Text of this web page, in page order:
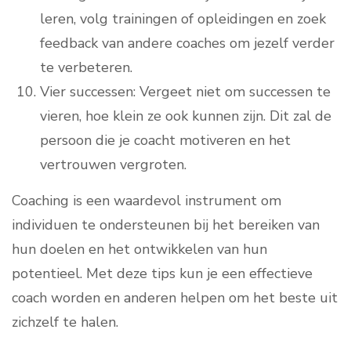
leren, volg trainingen of opleidingen en zoek
feedback van andere coaches om jezelf verder
te verbeteren.
Vier successen: Vergeet niet om successen te
vieren, hoe klein ze ook kunnen zijn. Dit zal de
persoon die je coacht motiveren en het
vertrouwen vergroten.
Coaching is een waardevol instrument om
individuen te ondersteunen bij het bereiken van
hun doelen en het ontwikkelen van hun
potentieel. Met deze tips kun je een effectieve
coach worden en anderen helpen om het beste uit
zichzelf te halen.